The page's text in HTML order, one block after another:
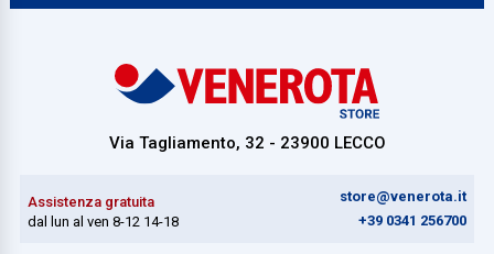
Via Tagliamento, 32 - 23900 LECCO
Assistenza gratuita
dal lun al ven 8-12 14-18
store@venerota.it
+39 0341 256700